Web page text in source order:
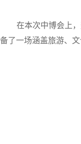
在本次中博会上
备了一场涵盖旅游、